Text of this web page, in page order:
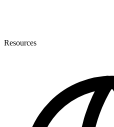
Resources